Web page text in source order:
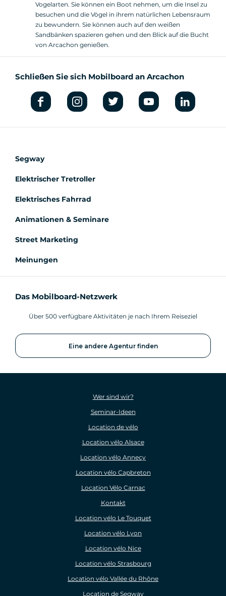
Vogelarten. Sie können ein Boot nehmen, um die Insel zu
besuchen und die Vögel in ihrem natürlichen Lebensraum
zu bewundern. Sie können auch auf den weißen
Sandbänken spazieren gehen und den Blick auf die Bucht
von Arcachon genießen.
Schließen Sie sich Mobilboard an Arcachon
Segway
Elektrischer Tretroller
Elektrisches Fahrrad
Animationen & Seminare
Street Marketing
Meinungen
Das Mobilboard-Netzwerk
Über 500 verfügbare Aktivitäten je nach Ihrem Reiseziel
Eine andere Agentur finden
Wer sind wir?
Seminar-Ideen
Location de vélo
Location vélo Alsace
Location vélo Annecy
Location vélo Capbreton
Location Vélo Carnac
Kontakt
Location vélo Le Touquet
Location vélo Lyon
Location vélo Nice
Location vélo Strasbourg
Location vélo Vallée du Rhône
Location de Segway